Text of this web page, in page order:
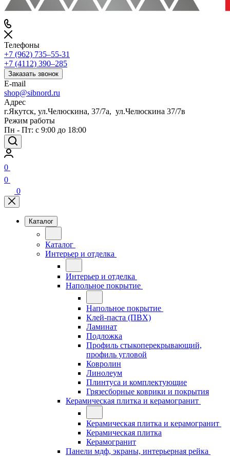
Телефоны
+7 (962) 735‒55-31
+7 (4112) 390‒285
Заказать звонок
E-mail
shop@sibnord.ru
Адрес
​г.Якутск, ул.Челюскина, 37/7а, ул.Челюскина 37/7в
Режим работы
Пн - Пт: с 9:00 до 18:00
0
0
0
Каталог
Каталог
Интерьер и отделка
Интерьер и отделка
Напольное покрытие
Напольное покрытие
Клей-паста (ПВХ)
Ламинат
Подложка
Профиль стыкоперекрывающий,
профиль угловой
Ковролин
Линолеум
Плинтуса и комплектующие
Грязесборные коврики и покрытия
Керамическая плитка и керамогранит
Керамическая плитка и керамогранит
Керамическая плитка
Керамогранит
Панели мдф, экраны, интерьерная рейка